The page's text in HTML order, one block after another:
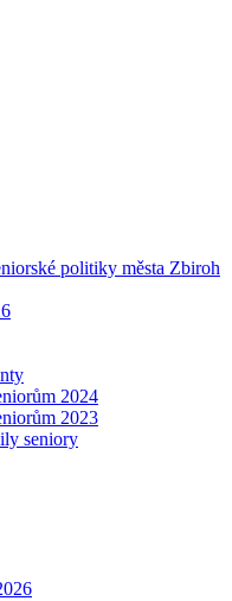
politiky města Zbiroh
2024
2023
seniory